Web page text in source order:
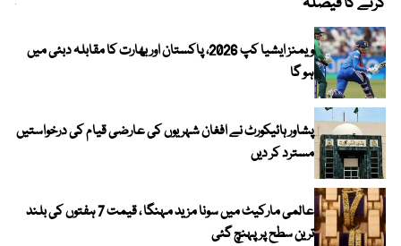
ویمنز ایشیا کپ 2026، پاکستان اور بھارت کا مقابلہ دبئی میں
ہو گا
پشاور ہائیکورٹ نے افغان شہریوں کی عارضی قیام کی درخواستیں
مسترد کر دیں
عالمی مارکیٹ میں سونا مزید مہنگا ، قیمت 7 ہفتوں کی بلند
ترین سطح پر پہنچ گئی